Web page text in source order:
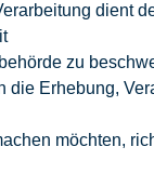
dient
zu
Erhebung,
möchten,